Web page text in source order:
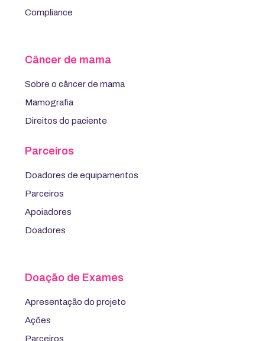
Compliance
Câncer de mama
Sobre o câncer de mama
Mamografia
Direitos do paciente
Parceiros
Doadores de equipamentos
Parceiros
Apoiadores
Doadores
Doação de Exames
Apresentação do projeto
Ações
Parceiros